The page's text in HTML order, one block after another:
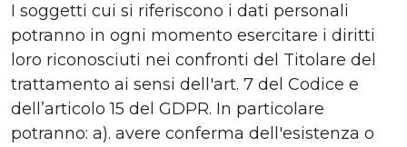
I soggetti cui si riferiscono i dati personali
potranno in ogni momento esercitare i diritti
loro riconosciuti nei confronti del Titolare del
trattamento ai sensi dell'art. 7 del Codice e
dell’articolo 15 del GDPR. In particolare
potranno: a). avere conferma dell'esistenza o